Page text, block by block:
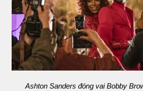
Ashton Sanders đóng vai Bobby